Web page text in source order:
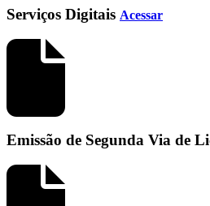
Serviços Digitais Acessar
Emissão de Segunda Via de